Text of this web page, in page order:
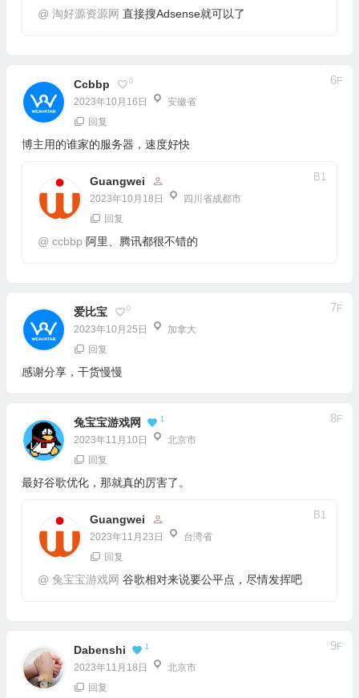
@ 淘好源资源网 直接搜Adsense就可以了
Ccbbp 0
2023年10月16日 安徽省
6F
回复
博主用的谁家的服务器，速度好快
Guangwei
2023年10月18日 四川省成都市
B1
回复
@ ccbbp 阿里、腾讯都很不错的
爱比宝 0
2023年10月25日 加拿大
7F
回复
感谢分享，干货慢慢
兔宝宝游戏网 1
2023年11月10日 北京市
8F
回复
最好谷歌优化，那就真的厉害了。
Guangwei
2023年11月23日 台湾省
B1
回复
@ 兔宝宝游戏网 谷歌相对来说要公平点，尽情发挥吧
Dabenshi 1
2023年11月18日 北京市
9F
回复